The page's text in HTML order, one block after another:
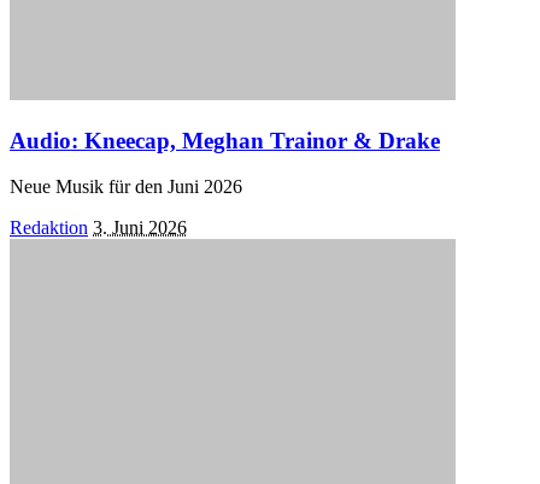
Audio: Kneecap, Meghan Trainor & Drake
Neue Musik für den Juni 2026
Posted
Redaktion 3. Juni 2026